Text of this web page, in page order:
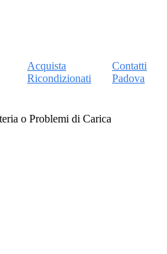
Acquista
Ricondizionati
Contatti
Padova
o Problemi di Carica